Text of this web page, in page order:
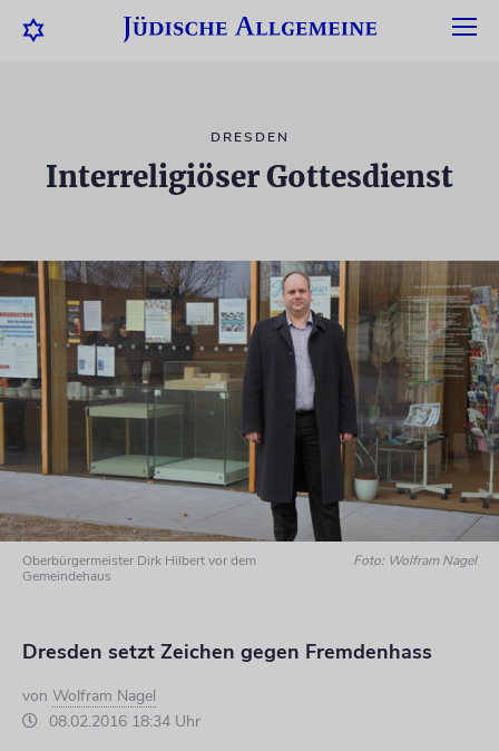
DRESDEN
Interreligiöser Gottesdienst
Oberbürgermeister Dirk Hilbert vor dem
Gemeindehaus
Foto: Wolfram Nagel
Dresden setzt Zeichen gegen Fremdenhass
von Wolfram Nagel
08.02.2016 18:34 Uhr